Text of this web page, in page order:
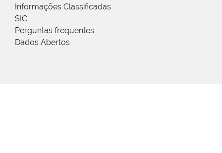
Informações Classificadas
SIC
Perguntas frequentes
Dados Abertos